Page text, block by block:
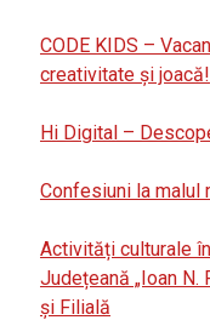
CODE KIDS –
creativitate și joacă!
Hi Digital –
Confesiuni la malul
Activități culturale
Județeană „Ioan N.
și Filială